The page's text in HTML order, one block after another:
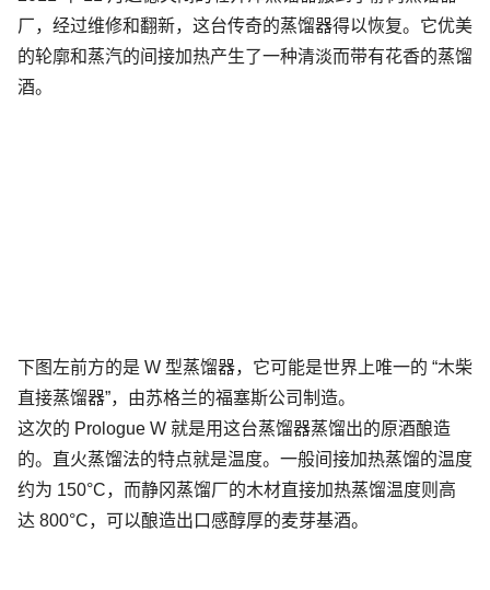
厂，经过维修和翻新，这台传奇的蒸馏器得以恢复。它优美
的轮廓和蒸汽的间接加热产生了一种清淡而带有花香的蒸馏
酒。
下图左前方的是 W 型蒸馏器，它可能是世界上唯一的 “木柴
直接蒸馏器”，由苏格兰的福塞斯公司制造。
这次的 Prologue W 就是用这台蒸馏器蒸馏出的原酒酿造
的。直火蒸馏法的特点就是温度。一般间接加热蒸馏的温度
约为 150°C，而静冈蒸馏厂的木材直接加热蒸馏温度则高
达 800°C，可以酿造出口感醇厚的麦芽基酒。